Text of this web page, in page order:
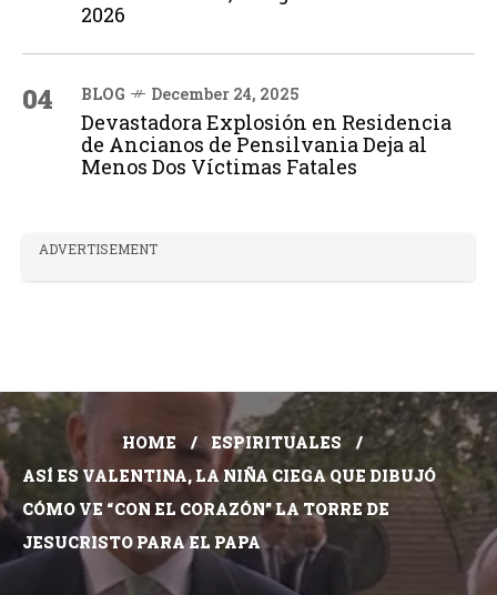
2026
04 BLOG December 24, 2025
Devastadora Explosión en Residencia
de Ancianos de Pensilvania Deja al
Menos Dos Víctimas Fatales
ADVERTISEMENT
HOME
ESPIRITUALES
ASÍ ES VALENTINA, LA NIÑA CIEGA QUE DIBUJÓ
CÓMO VE “CON EL CORAZÓN” LA TORRE DE
JESUCRISTO PARA EL PAPA